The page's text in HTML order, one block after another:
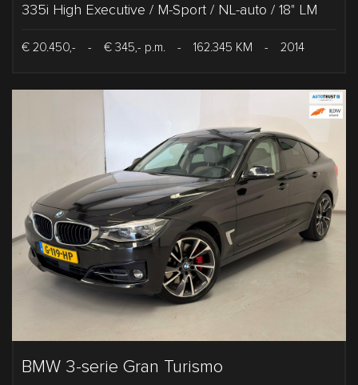
335i High Executive / M-Sport / NL-auto / 18" LM
€ 20.450,- - € 345,- p.m. - 162.345 KM - 2014
BMW 3-serie Gran Turismo